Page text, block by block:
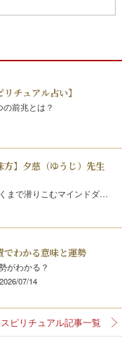
リチュアル占い】
前兆とは？
方】夕慈（ゆうじ）先生
まで潜りこむマインドダ…
でわかる意味と運勢
がわかる？
2026/07/14
スピリチュアル記事一覧